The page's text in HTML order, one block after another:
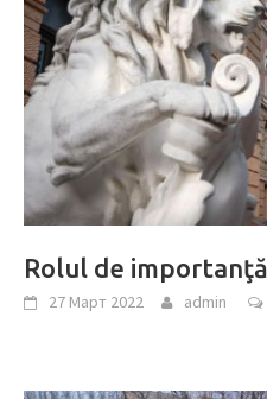
Rolul de
27 Март 2022 admin